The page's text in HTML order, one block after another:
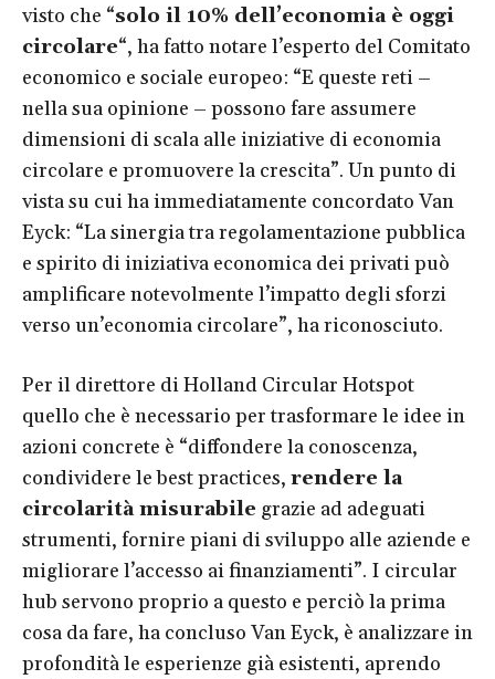
visto che “solo il 10% dell’economia è oggi
circolare“, ha fatto notare l’esperto del Comitato
economico e sociale europeo: “E queste reti –
nella sua opinione – possono fare assumere
dimensioni di scala alle iniziative di economia
circolare e promuovere la crescita”. Un punto di
vista su cui ha immediatamente concordato Van
Eyck: “La sinergia tra regolamentazione pubblica
e spirito di iniziativa economica dei privati può
amplificare notevolmente l’impatto degli sforzi
verso un’economia circolare”, ha riconosciuto.
Per il direttore di Holland Circular Hotspot
quello che è necessario per trasformare le idee in
azioni concrete è “diffondere la conoscenza,
condividere le best practices, rendere la
circolarità misurabile grazie ad adeguati
strumenti, fornire piani di sviluppo alle aziende e
migliorare l’accesso ai finanziamenti”. I circular
hub servono proprio a questo e perciò la prima
cosa da fare, ha concluso Van Eyck, è analizzare in
profondità le esperienze già esistenti, aprendo